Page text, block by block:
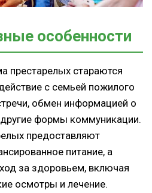
особенности
престарелых стараются
с семьей пожилого
обмен информацией о
формы коммуникации.
предоставляют
питание, а
за здоровьем, включая
осмотры и лечение.